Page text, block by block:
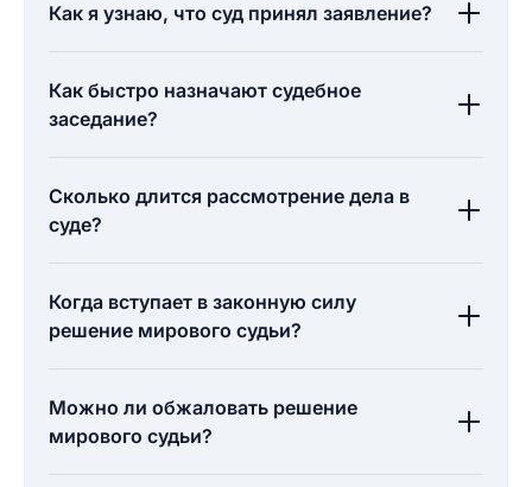
Как я узнаю, что суд принял заявление?
Как быстро назначают судебное
заседание?
Сколько длится рассмотрение дела в
суде?
Когда вступает в законную силу
решение мирового судьи?
Можно ли обжаловать решение
мирового судьи?